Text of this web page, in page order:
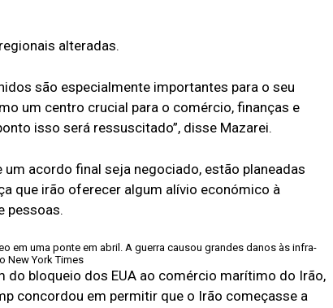
alteradas.
são especialmente importantes para o seu
um centro crucial para o comércio, finanças e
isso será ressuscitado”, disse Mazarei.
acordo final seja negociado, estão planeadas
que irão oferecer algum alívio económico à
pessoas.
em uma ponte em abril. A guerra causou grandes danos às infra-
New York Times
do bloqueio dos EUA ao comércio marítimo do Irão,
concordou em permitir que o Irão começasse a